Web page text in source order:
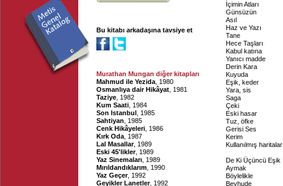
Bu kitabı arkadaşına tavsiye et
Murathan Mungan diğer kitapları
Mahmud ile Yezida , 1980
Osmanlıya dair Hikâyat , 1981
Taziye , 1982
Kum Saati , 1984
Son Istanbul , 1985
Sahtiyan , 1985
Cenk Hikâyeleri , 1986
Kırk Oda , 1987
Lal Masallar, 1989
Eski 45'likler, 1989
Yaz Sinemaları , 1989
Mırıldandıklarım , 1990
Yaz Geçer, 1992
Geyikler Lanetler, 1992
İçimin Atları
Günsüzün
Asıl
Haz ve Yazı
Tane
Hece Taşları
Kabul katına
Yanıcı madde
Derin Kara
Kuyuda
Eşik, keder
Yara, sis
Saga
Çeki
Eski hasar
Tuz, öfke
Gerisi Ses
Kerim
Kullanılmış haritalar
De Ki Üçüncü Eşik
Aymak
Böylelikle
Beyhude